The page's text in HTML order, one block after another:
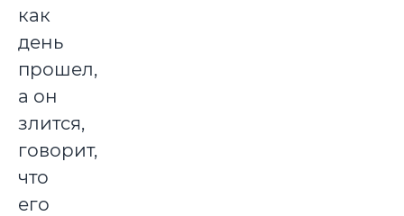
как
день
прошел,
а он
злится,
говорит,
что
его